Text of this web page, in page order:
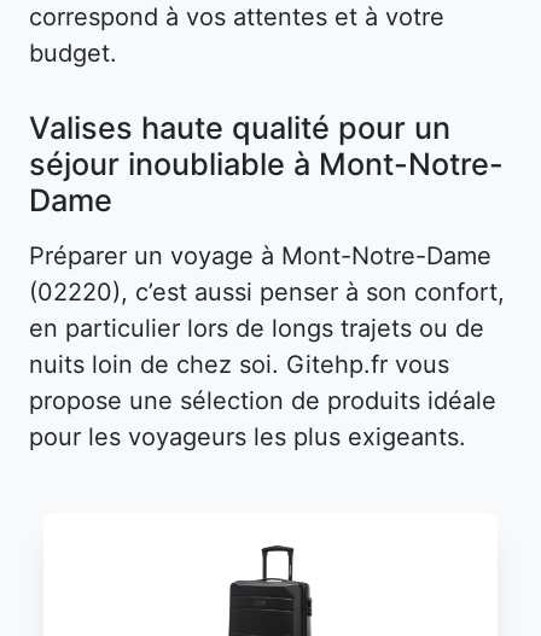
correspond à vos attentes et à votre
budget.
Valises haute qualité pour un
séjour inoubliable à Mont-Notre-
Dame
Préparer un voyage à Mont-Notre-Dame
(02220), c’est aussi penser à son confort,
en particulier lors de longs trajets ou de
nuits loin de chez soi. Gitehp.fr vous
propose une sélection de produits idéale
pour les voyageurs les plus exigeants.